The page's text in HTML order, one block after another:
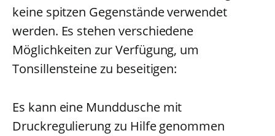
keine spitzen Gegenstände verwendet
werden. Es stehen verschiedene
Möglichkeiten zur Verfügung, um
Tonsillensteine zu beseitigen:
Es kann eine Munddusche mit
Druckregulierung zu Hilfe genommen